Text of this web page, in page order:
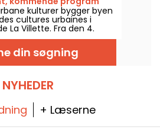
I klar til at opleve noget
kulturer bygger byen
cultures urbaines i
La Villette. Fra den 4.
du kunne opleve urban
og gadekunst.
din søgning
NYHEDER
+ Læserne